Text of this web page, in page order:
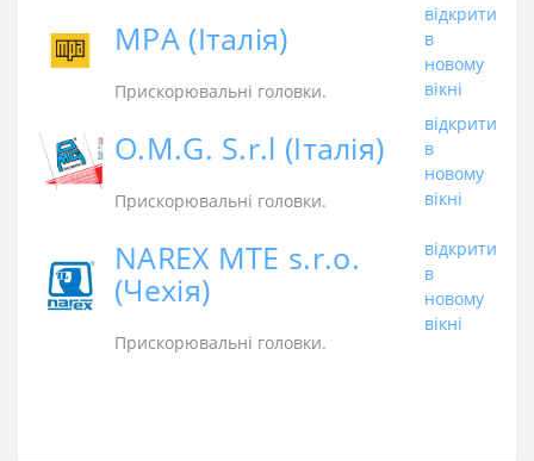
MPA (Італія)
Прискорювальні головки.
відкрити
в
новому
вікні
O.M.G. S.r.l (Італія)
Прискорювальні головки.
відкрити
в
новому
вікні
NAREX MTE s.r.o.
(Чехія)
Прискорювальні головки.
відкрити
в
новому
вікні